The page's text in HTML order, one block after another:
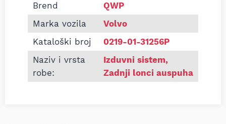
Brend
QWP
Marka vozila
Volvo
Kataloški broj
0219-01-31256P
Naziv i vrsta
robe:
Izduvni sistem,
Zadnji lonci auspuha